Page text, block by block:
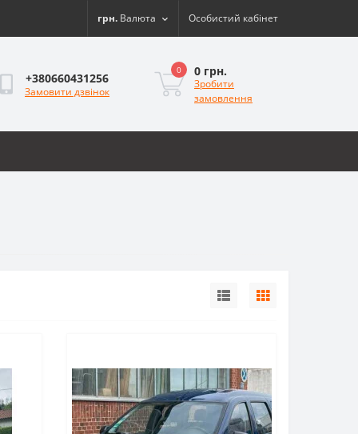
грн. Валюта Особистий кабінет
+380660431256
Замовити дзвінок
0 0 грн.
Зробити
замовлення